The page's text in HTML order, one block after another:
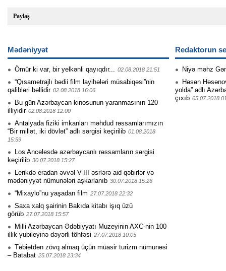
Paylaş
Mədəniyyət
Ömür ki var, bir yelkənli qayıqdır... 02.08.2018 21:51
“Qısametrajlı bədii film layihələri müsabiqəsi”nin
qalibləri bəllidir 02.08.2018 16:06
Bu gün Azərbaycan kinosunun yaranmasının 120
illiyidir 02.08.2018 12:00
Antalyada fiziki imkanları məhdud rəssamlarımızın
“Bir millət, iki dövlət” adlı sərgisi keçirilib 01.08.2018
15:59
Los Ancelesdə azərbaycanlı rəssamların sərgisi
keçirilib 30.07.2018 15:27
Lerikdə eradan əvvəl V-III əsrlərə aid qəbirlər və
mədəniyyət nümunələri aşkarlanıb 30.07.2018 15:26
“Mixaylo”nu yaşadan film 27.07.2018 22:32
Saxa xalq şairinin Bakıda kitabı işıq üzü
görüb 27.07.2018 15:57
Milli Azərbaycan Ədəbiyyatı Muzeyinin AXC-nin 100
illik yubileyinə dəyərli töhfəsi 27.07.2018 10:05
Təbiətdən zövq almaq üçün müasir turizm nümunəsi
– Batabat 25.07.2018 23:34
Redaktorun
Niyə məhz
Həsən
yolda” adlı
çıxıb 05.07.2018